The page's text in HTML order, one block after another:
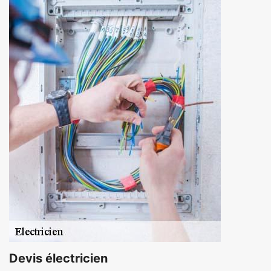
Devis électricien